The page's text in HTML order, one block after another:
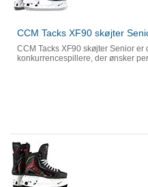
CCM Tacks XF90 skøjter
CCM Tacks XF90 skøjter Senior er
konkurrencespillere, der ønsker